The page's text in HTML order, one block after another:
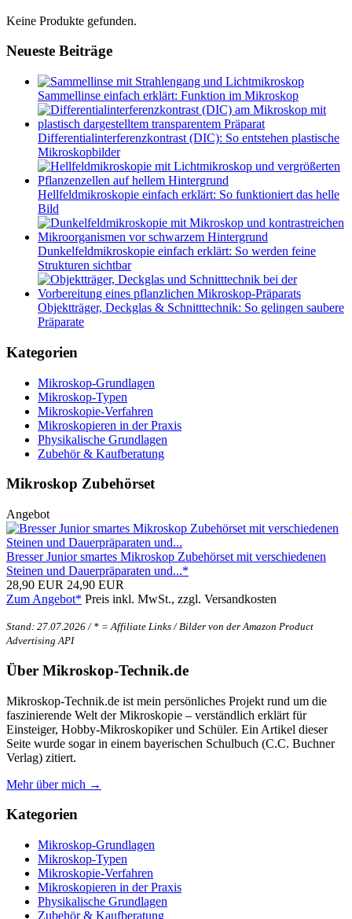
Keine Produkte gefunden.
Neueste Beiträge
Sammellinse einfach erklärt: Funktion im Mikroskop
Differentialinterferenzkontrast (DIC): So entstehen plastische
Mikroskopbilder
Hellfeldmikroskopie einfach erklärt: So funktioniert das helle
Bild
Dunkelfeldmikroskopie einfach erklärt: So werden feine
Strukturen sichtbar
Objektträger, Deckglas & Schnitttechnik: So gelingen saubere
Präparate
Kategorien
Mikroskop-Grundlagen
Mikroskop-Typen
Mikroskopie-Verfahren
Mikroskopieren in der Praxis
Physikalische Grundlagen
Zubehör & Kaufberatung
Mikroskop Zubehörset
Angebot
Bresser Junior smartes Mikroskop Zubehörset mit verschiedenen
Steinen und Dauerpräparaten und...*
28,90 EUR 24,90 EUR
Zum Angebot* Preis inkl. MwSt., zzgl. Versandkosten
Stand: 27.07.2026 / * = Affiliate Links / Bilder von der Amazon Product
Advertising API
Über Mikroskop-Technik.de
Mikroskop-Technik.de ist mein persönliches Projekt rund um die
faszinierende Welt der Mikroskopie – verständlich erklärt für
Einsteiger, Hobby-Mikroskopiker und Schüler. Ein Artikel dieser
Seite wurde sogar in einem bayerischen Schulbuch (C.C. Buchner
Verlag) zitiert.
Mehr über mich →
Kategorien
Mikroskop-Grundlagen
Mikroskop-Typen
Mikroskopie-Verfahren
Mikroskopieren in der Praxis
Physikalische Grundlagen
Zubehör & Kaufberatung